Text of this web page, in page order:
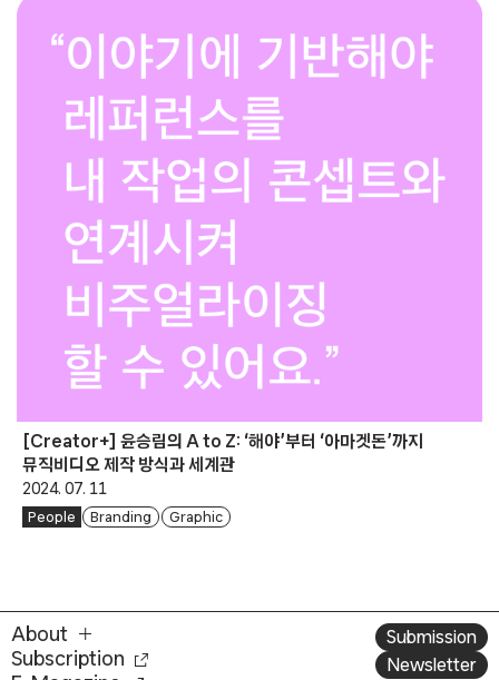
[Creator+] 윤승림의 A to Z: ‘해야’부터 ‘아마겟돈’까지
뮤직비디오 제작 방식과 세계관
2024. 07. 11
People Branding Graphic
About
Subscription
Submission
Newsletter